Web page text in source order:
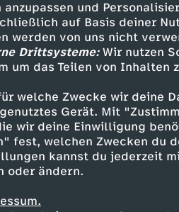
anzupassen und
auf Basis deiner
werden von uns nicht
Drittsysteme:Wir nutzen
um das Teilen von Inhalten
welche Zwecke wir deine
Gerät. Mit
wir deine Einwilligung
fest, welchen Zwecken du
kannst du jederzeit
oder ändern.
entdecken
innovativ Twist